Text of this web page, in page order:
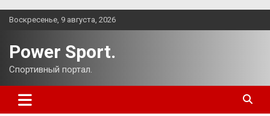
Перейти
Воскресенье, 9 августа, 2026
Power Sport.
Спортивный портал.